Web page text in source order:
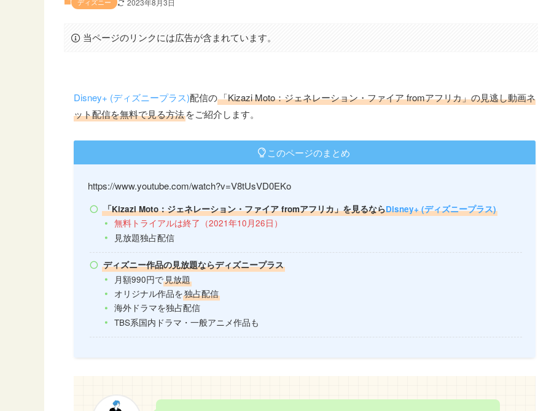
2023年8月3日
当ページのリンクには広告が含まれています。
Disney+ (ディズニープラス)配信の「Kizazi Moto：ジェネレーション・ファイア fromアフリカ」の見逃し動画ネ
ット配信を無料で見る方法をご紹介します。
このページのまとめ
https://www.youtube.com/watch?v=V8tUsVD0EKo
「Kizazi Moto：ジェネレーション・ファイア fromアフリカ」を見るならDisney+ (ディズニープラス)
無料トライアルは終了（2021年10月26日）
見放題独占配信
ディズニー作品の見放題ならディズニープラス
月額990円で見放題
オリジナル作品を独占配信
海外ドラマを独占配信
TBS系国内ドラマ・一般アニメ作品も